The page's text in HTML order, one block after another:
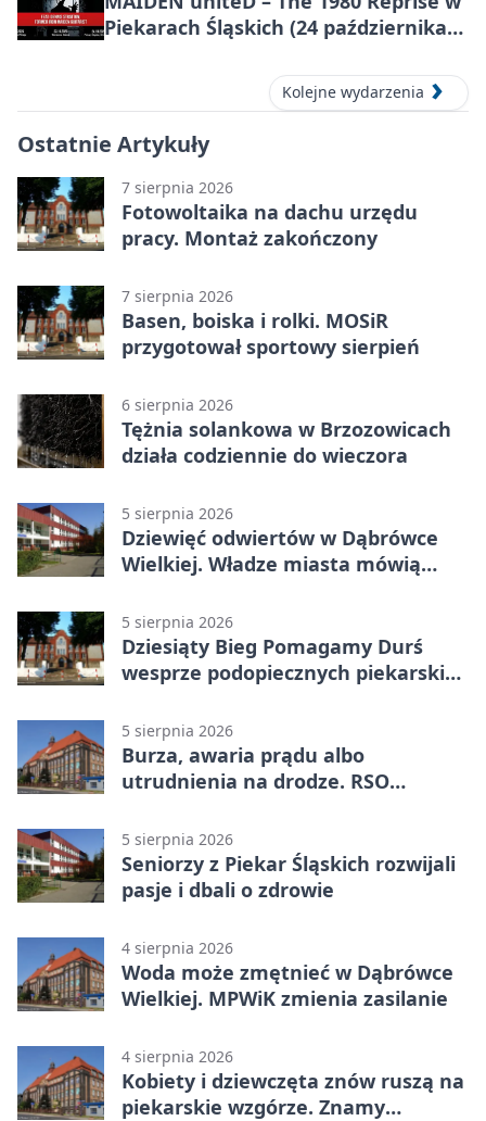
Piekarach Śląskich (24 października
Kolejne wydarzenia
Ostatnie Artykuły
7 sierpnia 2026
Fotowoltaika na dachu urzędu
pracy. Montaż zakończony
7 sierpnia 2026
Basen, boiska i rolki. MOSiR
przygotował sportowy sierpień
6 sierpnia 2026
Tężnia solankowa w Brzozowicach
działa codziennie do wieczora
5 sierpnia 2026
Dziewięć odwiertów w Dąbrówce
Wielkiej. Władze miasta mówią
5 sierpnia 2026
Dziesiąty Bieg Pomagamy Durś
wesprze podopiecznych piekarskich
5 sierpnia 2026
Burza, awaria prądu albo
utrudnienia na drodze. RSO
5 sierpnia 2026
Seniorzy z Piekar Śląskich rozwijali
pasje i dbali o zdrowie
4 sierpnia 2026
Woda może zmętnieć w Dąbrówce
Wielkiej. MPWiK zmienia zasilanie
4 sierpnia 2026
Kobiety i dziewczęta znów ruszą na
piekarskie wzgórze. Znamy